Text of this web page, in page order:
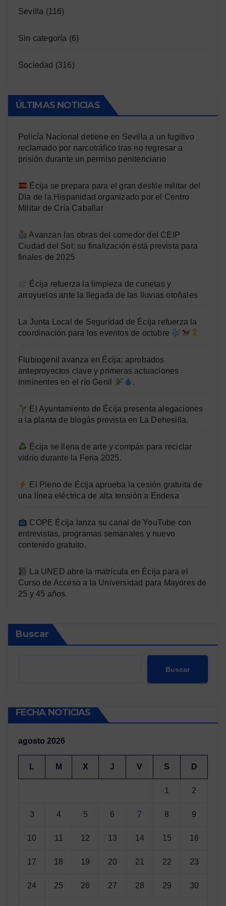
Sevilla (116)
Sin categoría (6)
Sociedad (316)
ÚLTIMAS NOTICIAS
Policía Nacional detiene en Sevilla a un fugitivo
reclamado por narcotráfico tras no regresar a
prisión durante un permiso penitenciario
Écija se prepara para el gran desfile militar del
Día de la Hispanidad organizado por el Centro
Militar de Cría Caballar
Avanzan las obras del comedor del CEIP
Ciudad del Sol: su finalización está prevista para
finales de 2025
Écija refuerza la limpieza de cunetas y
arroyuelos ante la llegada de las lluvias otoñales
La Junta Local de Seguridad de Écija refuerza la
coordinación para los eventos de octubre
Flubiogenil avanza en Écija: aprobados
anteproyectos clave y primeras actuaciones
inminentes en el río Genil
.
El Ayuntamiento de Écija presenta alegaciones
a la planta de biogás prevista en La Dehesilla.
Écija se llena de arte y compás para reciclar
vidrio durante la Feria 2025.
El Pleno de Écija aprueba la cesión gratuita de
una línea eléctrica de alta tensión a Endesa
COPE Écija lanza su canal de YouTube con
entrevistas, programas semanales y nuevo
contenido gratuito.
La UNED abre la matrícula en Écija para el
Curso de Acceso a la Universidad para Mayores de
25 y 45 años.
Buscar
Buscar
FECHA NOTICIAS
agosto 2026
L M X J V S D
1 2
3 4 5 6 7 8 9
10 11 12 13 14 15 16
17 18 19 20 21 22 23
24 25 26 27 28 29 30